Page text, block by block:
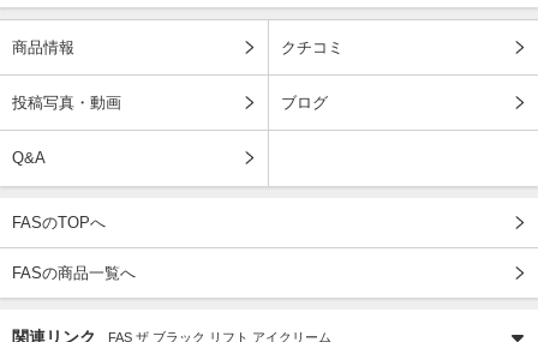
商品情報 クチコミ
投稿写真・動画 ブログ
Q&A
FASのTOPへ
FASの商品一覧へ
関連リンク FAS ザ ブラック リフト アイクリーム